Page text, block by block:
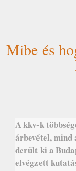
Mibe és
A kkv-k
árbevétel, mind
derült ki a
elvégzett